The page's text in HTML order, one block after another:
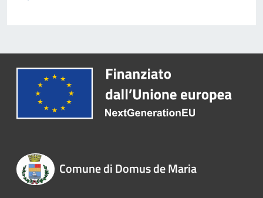
Comune di Domus de Maria